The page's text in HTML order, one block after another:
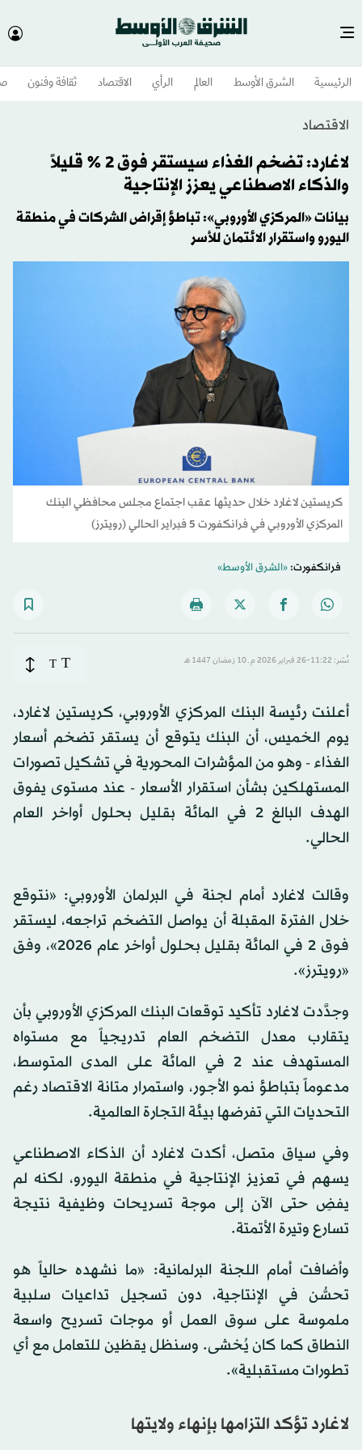
الرئيسية الشرق الأوسط​ العالم الرأي الاقتصاد ثقافة وفنون
الاقتصاد
لاغارد: تضخم الغذاء سيستقر فوق 2 % قليلاً
والذكاء الاصطناعي يعزز الإنتاجية
بيانات «المركزي الأوروبي»: تباطؤ إقراض الشركات في منطقة
اليورو واستقرار الائتمان للأسر
كريستين لاغارد خلال حديثها عقب اجتماع مجلس محافظي البنك
المركزي الأوروبي في فرانكفورت 5 فبراير الحالي (رويترز)
فرانكفورت:«الشرق الأوسط»
نُشر: 11:22-26 فبراير 2026 م ـ 10 رَمضان 1447 هـ T
T
أعلنت رئيسة البنك المركزي الأوروبي، كريستين لاغارد،
يوم الخميس، أن البنك يتوقع أن يستقر تضخم أسعار
الغذاء - وهو من المؤشرات المحورية في تشكيل تصورات
المستهلكين بشأن استقرار الأسعار - عند مستوى يفوق
الهدف البالغ 2 في المائة بقليل بحلول أواخر العام
الحالي.
وقالت لاغارد أمام لجنة في البرلمان الأوروبي: «نتوقع
خلال الفترة المقبلة أن يواصل التضخم تراجعه، ليستقر
فوق 2 في المائة بقليل بحلول أواخر عام 2026»، وفق
«رويترز».
وجدَّدت لاغارد تأكيد توقعات البنك المركزي الأوروبي بأن
يتقارب معدل التضخم العام تدريجياً مع مستواه
المستهدف عند 2 في المائة على المدى المتوسط،
مدعوماً بتباطؤ نمو الأجور، واستمرار متانة الاقتصاد رغم
التحديات التي تفرضها بيئة التجارة العالمية.
وفي سياق متصل، أكدت لاغارد أن الذكاء الاصطناعي
يسهم في تعزيز الإنتاجية في منطقة اليورو، لكنه لم
يفضِ حتى الآن إلى موجة تسريحات وظيفية نتيجة
تسارع وتيرة الأتمتة.
وأضافت أمام اللجنة البرلمانية: «ما نشهده حالياً هو
تحسُّن في الإنتاجية، دون تسجيل تداعيات سلبية
ملموسة على سوق العمل أو موجات تسريح واسعة
النطاق كما كان يُخشى. وسنظل يقظين للتعامل مع أي
تطورات مستقبلية».
لاغارد تؤكد التزامها بإنهاء ولايتها